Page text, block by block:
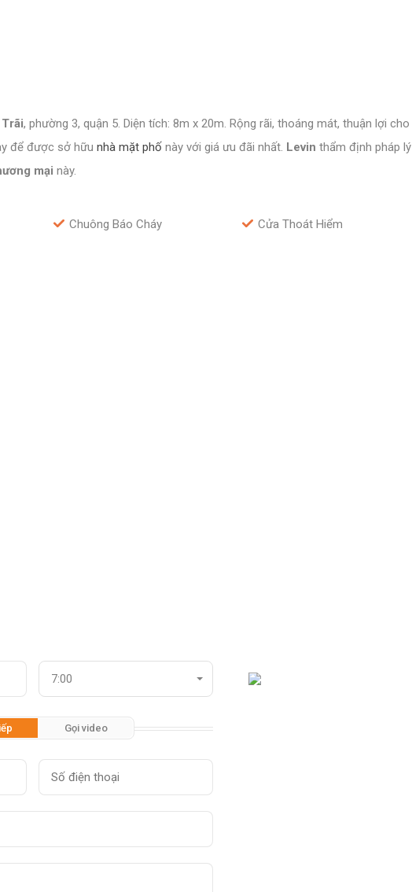
, phường 3, quận 5. Diện tích: 8m x 20m. Rộng rãi, thoáng mát, thuận lợi cho
để được sở hữu nhà mặt phố này với giá ưu đãi nhất. Levin thẩm định pháp lý
mại này.
Chuông Báo Cháy Cửa Thoát Hiểm
7:00
Gọi video